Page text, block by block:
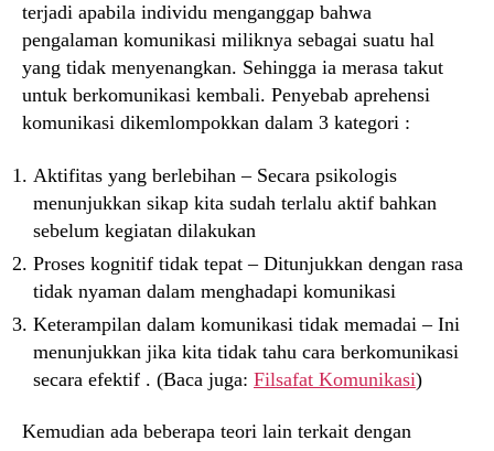
terjadi apabila individu menganggap bahwa
pengalaman komunikasi miliknya sebagai suatu hal
yang tidak menyenangkan. Sehingga ia merasa takut
untuk berkomunikasi kembali. Penyebab aprehensi
komunikasi dikemlompokkan dalam 3 kategori :
Aktifitas yang berlebihan – Secara psikologis
menunjukkan sikap kita sudah terlalu aktif bahkan
sebelum kegiatan dilakukan
Proses kognitif tidak tepat – Ditunjukkan dengan rasa
tidak nyaman dalam menghadapi komunikasi
Keterampilan dalam komunikasi tidak memadai – Ini
menunjukkan jika kita tidak tahu cara berkomunikasi
secara efektif . (Baca juga: Filsafat Komunikasi)
Kemudian ada beberapa teori lain terkait dengan